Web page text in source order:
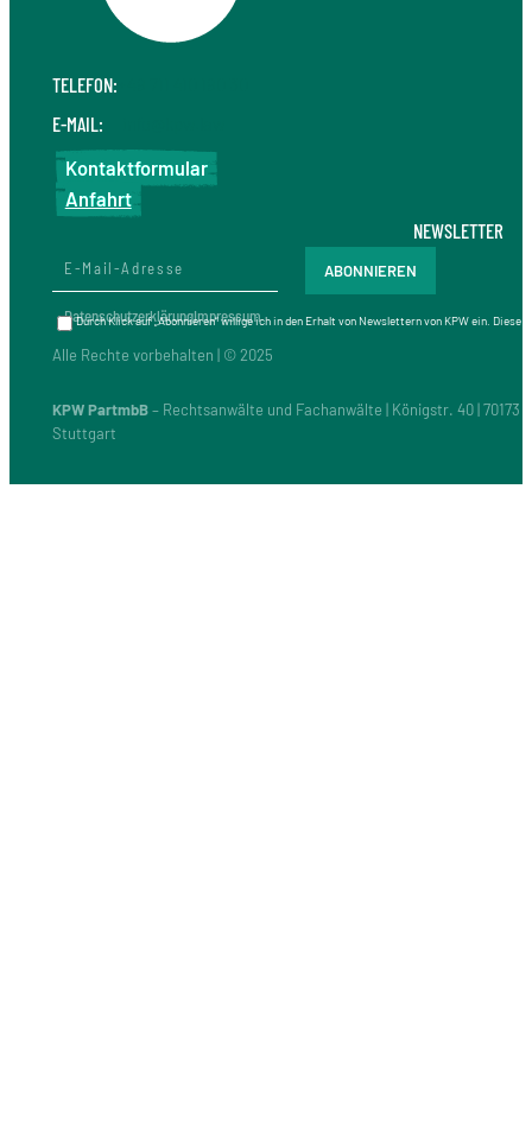
TELEFON:
E-MAIL:
Kontaktformular
Anfahrt
DatenschutzerklärungImpressum
Alle Rechte vorbehalten | © 2025
KPW PartmbB– Rechtsanwälte und Fachanwälte | Königstr. 40 | 70173
Stuttgart
NEWSLETTER
Durch Klick auf „Abonnieren“ willige ich in den Erhalt von Newslettern von KPW ein.